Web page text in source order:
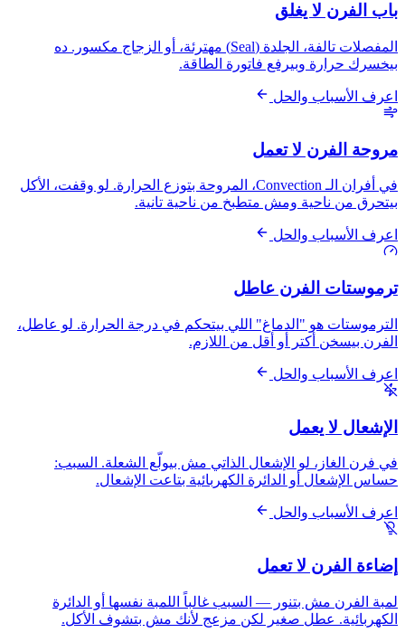
باب الفرن لا يغلق
المفصلات تالفة، الجلدة (Seal) مهترئة، أو الزجاج مكسور. ده
بيخسرك حرارة وبيرفع فاتورة الطاقة.
اعرف الأسباب والحل
مروحة الفرن لا تعمل
في أفران الـ Convection، المروحة بتوزع الحرارة. لو وقفت، الأكل
بيتحرق من ناحية ومش متطبخ من ناحية تانية.
اعرف الأسباب والحل
ترموستات الفرن عاطل
الترموستات هو "الدماغ" اللي بيتحكم في درجة الحرارة. لو عاطل،
الفرن بيسخن أكتر أو أقل من اللازم.
اعرف الأسباب والحل
الإشعال لا يعمل
في فرن الغاز، لو الإشعال الذاتي مش بيولّع الشعلة. السبب:
حساس الإشعال أو الدائرة الكهربائية بتاعت الإشعال.
اعرف الأسباب والحل
إضاءة الفرن لا تعمل
لمبة الفرن مش بتنور — السبب غالباً اللمبة نفسها أو الدائرة
الكهربائية. عطل صغير لكن مزعج لأنك مش بتشوف الأكل.